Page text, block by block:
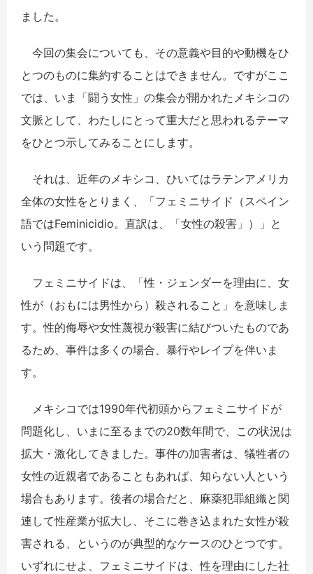
ました。
今回の集会についても、その意義や目的や動機をひ
とつのものに集約することはできません。ですがここ
では、いま「闘う女性」の集会が開かれたメキシコの
文脈として、わたしにとって重大だと思われるテーマ
をひとつ示してみることにします。
それは、近年のメキシコ、ひいてはラテンアメリカ
全体の女性をとりまく、「フェミニサイド（スペイン
語ではFeminicidio。直訳は、「女性の殺害」）」と
いう問題です。
フェミニサイドは、「性・ジェンダーを理由に、女
性が（おもには男性から）殺されること」を意味しま
す。性的侮辱や女性蔑視が殺害に結びついたものであ
るため、事件は多くの場合、暴行やレイプを伴いま
す。
メキシコでは1990年代初頭からフェミニサイドが
問題化し、いまに至るまでの20数年間で、この状況は
拡大・激化してきました。事件の加害者は、犠牲者の
女性の近親者であることもあれば、知らない人という
場合もあります。後者の場合だと、麻薬犯罪組織と関
連して性産業が拡大し、そこに巻き込まれた女性が殺
害される、というのが典型的なケースのひとつです。
いずれにせよ、フェミニサイドは、性を理由にした社